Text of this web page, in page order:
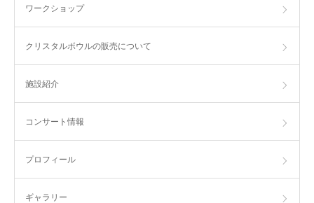
ワークショップ
クリスタルボウルの販売について
施設紹介
コンサート情報
プロフィール
ギャラリー